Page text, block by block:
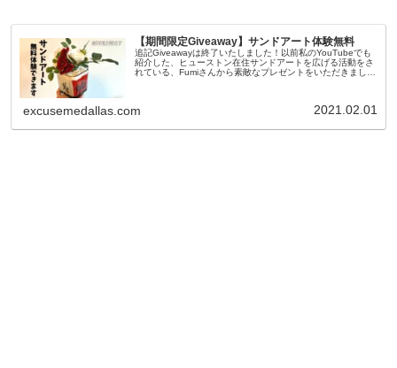
【期間限定Giveaway】サンドアート体験無料
追記Giveawayは終了いたしました！以前私のYouTubeでも
紹介した、ヒューストン在住サンドアートを広げる活動をさ
れている、Fumiさんから素敵なプレゼントをいただきまし
excusemedallas.com 2021.02.01